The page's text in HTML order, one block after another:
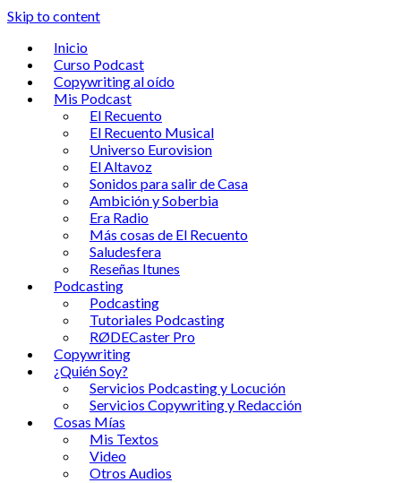
Skip to content
Inicio
Curso Podcast
Copywriting al oído
Mis Podcast
El Recuento
El Recuento Musical
Universo Eurovision
El Altavoz
Sonidos para salir de Casa
Ambición y Soberbia
Era Radio
Más cosas de El Recuento
Saludesfera
Reseñas Itunes
Podcasting
Podcasting
Tutoriales Podcasting
RØDECaster Pro
Copywriting
¿Quién Soy?
Servicios Podcasting y Locución
Servicios Copywriting y Redacción
Cosas Mías
Mis Textos
Video
Otros Audios